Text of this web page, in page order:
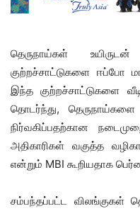
தெருநாய்கள் உயிருடன்
குற்றச்சாட்டுகளை ஈப்போ
இந்த குற்றச்சாட்டுகளை
தொடர்ந்து,
நிர்வகிப்பதற்கான
அதிகாரிகள் வகுத்த
என்றும் MBI கூறியதாக
சம்பந்தப்பட்ட விலங்குகள்